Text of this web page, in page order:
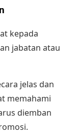
kepada
jabatan atau
jelas dan
memahami
diemban